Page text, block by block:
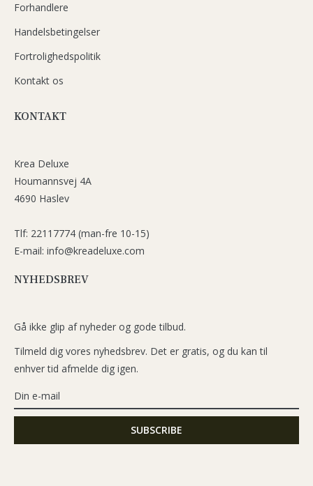
Forhandlere
Handelsbetingelser
Fortrolighedspolitik
Kontakt os
KONTAKT
Krea Deluxe
Houmannsvej 4A
4690 Haslev
Tlf: 22117774 (man-fre 10-15)
E-mail: info@kreadeluxe.com
NYHEDSBREV
Gå ikke glip af nyheder og gode tilbud.
Tilmeld dig vores nyhedsbrev. Det er gratis, og du kan til
enhver tid afmelde dig igen.